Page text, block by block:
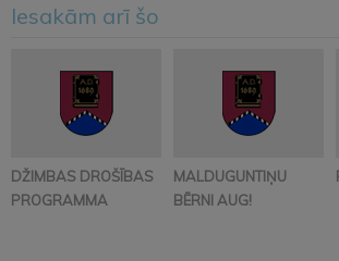
Iesakām arī šo
DŽIMBAS DROŠĪBAS
PROGRAMMA
MALDUGUNTIŅU
BĒRNI AUG!